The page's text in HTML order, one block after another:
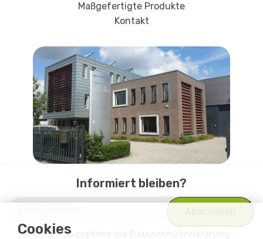
Cookies
Maßgefertigte Produkte
Kontakt
Informiert bleiben?
Ich akzeptiere